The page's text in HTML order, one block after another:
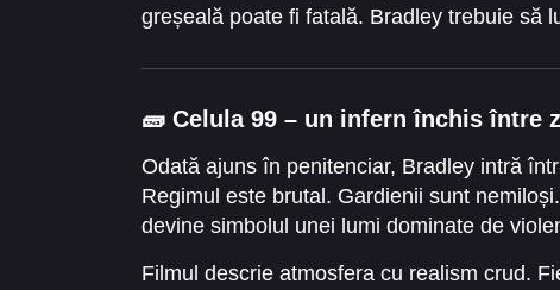
greșeală poate fi fatală. Bradley trebuie să
🧱 Celula 99 – un infern închis între
Odată ajuns în penitenciar, Bradley intră
Regimul este brutal. Gardienii sunt
devine simbolul unei lumi dominate de
Filmul descrie atmosfera cu realism crud.